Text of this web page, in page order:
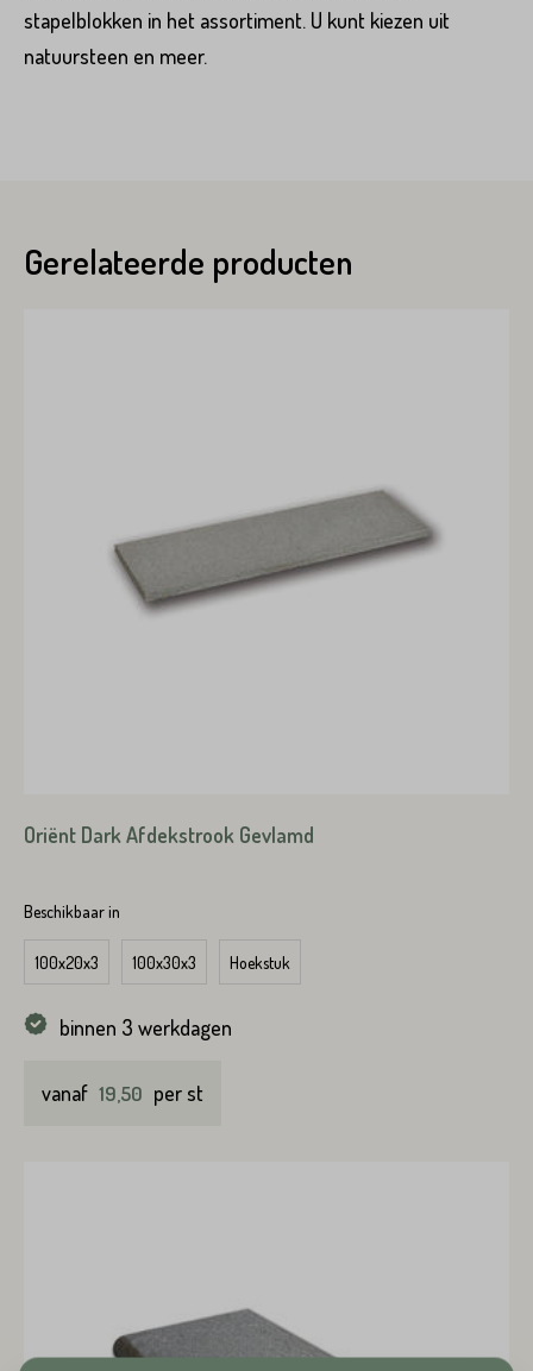
stapelblokken in het assortiment. U kunt kiezen uit
natuursteen en meer.
Gerelateerde producten
Oriënt Dark Afdekstrook Gevlamd
Beschikbaar in
100x20x3 100x30x3 Hoekstuk
binnen 3 werkdagen
vanaf 19,50 per st
Voornaam*
Telefoonnummer*